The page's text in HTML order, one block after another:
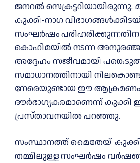
ജനറൽ സെക്രട്ടറിയായിരുന്നു.
കുക്കി-നാഗ
സംഘർഷം
കൊഹിമയിൽ നടന്ന
അദ്ദേഹം സജീവമായി
സമാധാനത്തിനായി
നേരെയുണ്ടായ ഈ ആക്രമണം
ദൗർഭാഗ്യകരമാണെന്ന് കുക്കി
പ്രസ്താവനയിൽ പറഞ്ഞു.
സംസ്ഥാനത്ത് മൈതേയ്-കുക്കി
തമ്മിലുള്ള സംഘർഷം